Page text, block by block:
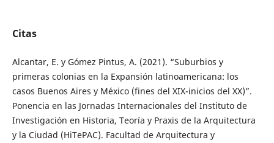
Citas
Alcantar, E. y Gómez Pintus, A. (2021). “Suburbios y
primeras colonias en la Expansión latinoamericana: los
casos Buenos Aires y México (fines del XIX-inicios del XX)”.
Ponencia en las Jornadas Internacionales del Instituto de
Investigación en Historia, Teoría y Praxis de la Arquitectura
y la Ciudad (HiTePAC). Facultad de Arquitectura y